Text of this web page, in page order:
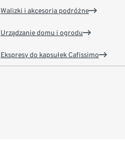
Walizki i akcesoria podróżne
Urządzanie domu i ogrodu
Ekspresy do kapsułek Cafissimo